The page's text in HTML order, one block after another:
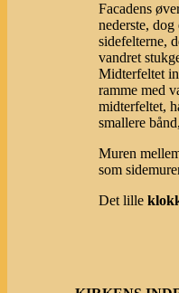
Facadens
nederste,
sidefelterne,
vandret
Midterfeltet
ramme med
midterfeltet,
smallere
Muren
som
Det lille